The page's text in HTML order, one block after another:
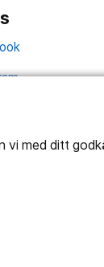
vi med ditt